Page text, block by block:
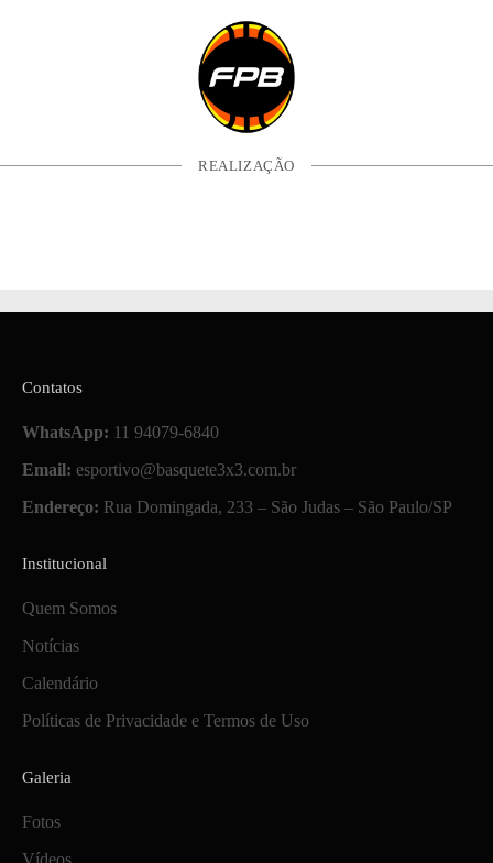
REALIZAÇÃO
Contatos
WhatsApp: 11 94079-6840
Email: esportivo@basquete3x3.com.br
Endereço: Rua Domingada, 233 – São Judas – São Paulo/SP
Institucional
Quem Somos
Notícias
Calendário
Políticas de Privacidade e Termos de Uso
Galeria
Fotos
Vídeos